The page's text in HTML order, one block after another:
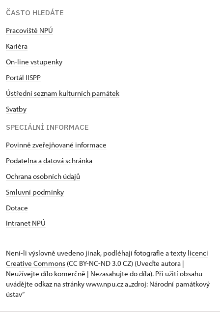
ČASTO HLEDÁTE
Pracoviště NPÚ
Kariéra
On-line vstupenky
Portál IISPP
Ústřední seznam kulturních památek
Svatby
SPECIÁLNÍ INFORMACE
Povinně zveřejňované informace
Podatelna a datová schránka
Ochrana osobních údajů
Smluvní podmínky
Dotace
Intranet NPÚ
Není-li výslovně uvedeno jinak, podléhají fotografie a texty licenci
Creative Commons (CC BY-NC-ND 3.0 CZ) (Uveďte autora |
Neužívejte dílo komerčně | Nezasahujte do díla). Při užití obsahu
uvádějte odkaz na stránky www.npu.cz a „zdroj: Národní památkový
ústav“